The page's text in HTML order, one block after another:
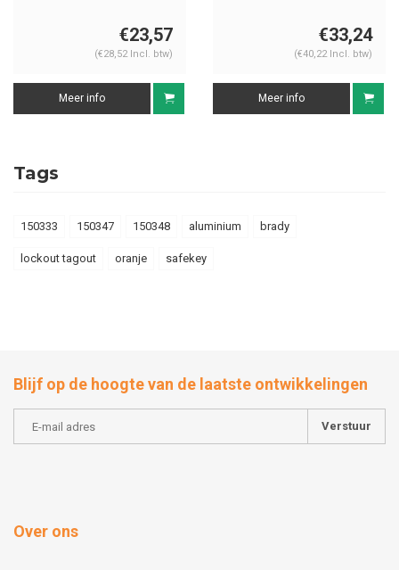
€23,57
(€28,52 Incl. btw)
Meer info
€33,24
(€40,22 Incl. btw)
Meer info
Tags
150333 150347 150348 aluminium brady
lockout tagout oranje safekey
Blijf op de hoogte van de laatste ontwikkelingen
Verstuur
Over ons